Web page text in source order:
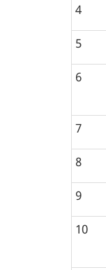
4
5
6
7
8
9
10